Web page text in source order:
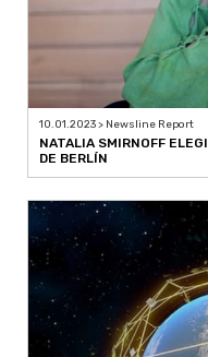
10.01.2023 > Newsline Report
NATALIA SMIRNOFF
DE BERLÍN